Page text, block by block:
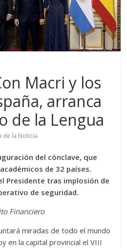
Macri y los
arranca
de la Lengua
de la Noticia
del cónclave, que
de 32 países.
Presidente tras implosión de
de seguridad.
Financiero
miradas de todo el mundo
en la capital provincial el VIII